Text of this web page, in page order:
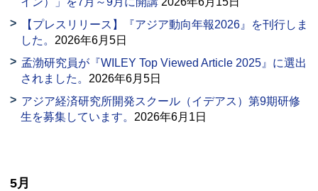
【プレスリリース】『アジア動向年報2026』を刊行しま
した。 2026年6月5日
孟渤研究員が『WILEY Top Viewed Article 2025』に選出
されました。 2026年6月5日
アジア経済研究所開発スクール（イデアス）第9期研修
生を募集しています。 2026年6月1日
5月